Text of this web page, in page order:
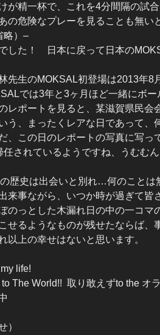
が精一杯で、これを4分間隔の試
の危険なプレーを見ることも無い
略）–
した！ 日本に戻って日本の
生のMOKSAL初登場は2013年8
では3年と3ヶ月ほど一緒にボ
レポートを見ると、某滋賀県民会
う、まったくレアな日であって、
、この日のレポートの写真に写っ
任されているようですね、うむむん
歴史は出会いと別れ…何のことは
来事ながら、いつか時が過ぎて皆
のっとした木漏れ日の中の一コマ
せるようなものが残せたならば、
以上の幸せはないと思います。
life!
to The World!! 取り敢えずto the
）